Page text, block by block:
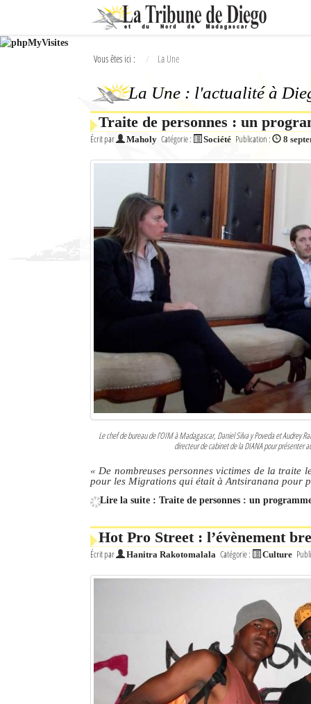
Ok
L'actualité à Diego Suarez
Le Nord de Madagascar
Vous êtes ici : La Une
La Une : l'actualité à
Traite de personnes : un
Écrit par Maholy Catégorie : Société Publication : 8
Le chef de bureau de l’OIM à Madagascar, Daniel Silva y Poveda et
directeur de cabinet de la DIANA pour présenter
« De nombreuses personnes victimes de la traite
pour les Migrations qui était à Antsiranana pour
Lire la suite : Traite de personnes : un
Hot Pro Street : l’évènement
Écrit par Hanitra Rakotomalala Catégorie : Culture